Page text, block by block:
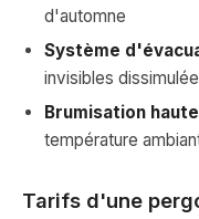
d'automne
Système
invisibles
Brumisation
température
Tarifs d'une